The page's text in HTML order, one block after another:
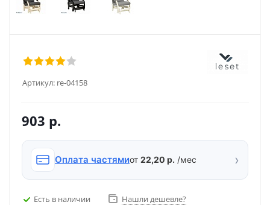
Артикул: re-04158
903 р.
Оплата частямиот 22,20 р. /мес ›
Есть в наличии Нашли дешевле?